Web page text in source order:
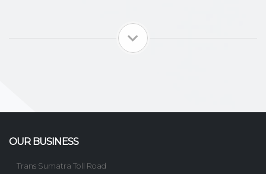
OUR BUSINESS
Trans Sumatra Toll Road